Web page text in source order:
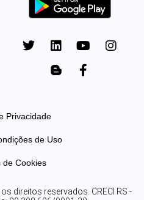
Privacidade
de Uso
de Cookies
direitos reservados. CRECI RS -